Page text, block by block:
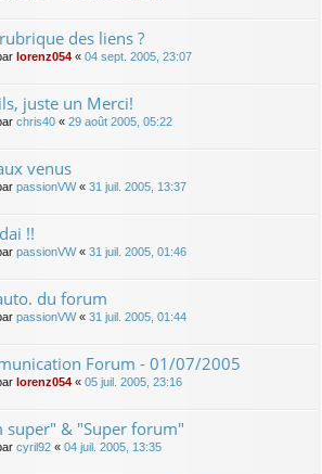
des liens ?
lorenz054 « 04 sept. 2005, 23:07
juste un Merci!
chris40 « 29 août 2005, 05:22
venus
passionVW« 31 juil. 2005, 13:37
!!
passionVW« 31 juil. 2005, 01:46
du forum
passionVW« 31 juil. 2005, 01:44
Forum - 01/07/2005
lorenz054 « 05 juil. 2005, 23:16
super" & "Super forum"
cyril92 « 04 juil. 2005, 13:35